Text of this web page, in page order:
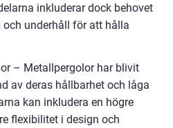
inkluderar dock behovet
underhåll för att hålla
– Metallpergolor har blivit
av deras hållbarhet och låga
kan inkludera en högre
flexibilitet i design och